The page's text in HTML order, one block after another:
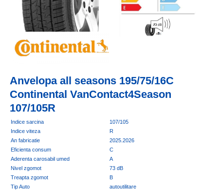
Anvelopa all seasons 195/75/16C
Continental VanContact4Season
107/105R
Indice sarcina
107/105
Indice viteza
R
An fabricatie
2025.2026
Eficienta consum
C
Aderenta carosabil umed
A
Nivel zgomot
73 dB
Treapta zgomot
B
Tip Auto
autoutilitare